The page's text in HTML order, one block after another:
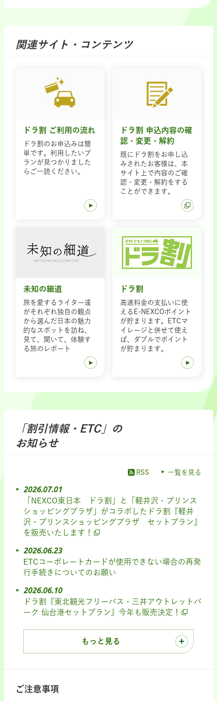
関連サイト・コンテンツ
ドラ割 ご利用の流れ
ドラ割のお申込みは簡
単です。利用したいプ
ランが見つかりました
らご一読ください。
ドラ割 申込内容の確
認・変更・解約
既にドラ割をお申し込
みされたお客様は、本
サイト上で内容のご確
認・変更・解約をする
ことができます。
未知の細道
旅を愛するライター達
がそれぞれ独自の観点
から選んだ日本の魅力
的なスポットを訪ね、
見て、聞いて、体験す
る旅のレポート
ドラ割
高速料金の支払いに使
えるE-NEXCOポイント
が貯まります。ETCマ
イレージと併せて使え
ば、ダブルでポイント
が貯まります。
「割引情報・ETC」の
お知らせ
RSS 一覧を見る
2026.07.01
「NEXCO東日本 ドラ割」と「軽井沢・プリンス
ショッピングプラザ」がコラボしたドラ割『軽井
沢・プリンスショッピングプラザ セットプラン』
を販売いたします！
2026.06.23
ETCコーポレートカードが使用できない場合の再発
行手続きについてのお願い
2026.06.10
ドラ割『東北観光フリーパス・三井アウトレットパ
ーク 仙台港セットプラン』今年も販売決定！
もっと見る
ご注意事項